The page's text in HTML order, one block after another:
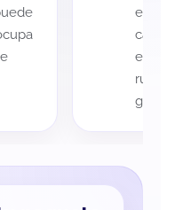
cada
es
ruta
guía